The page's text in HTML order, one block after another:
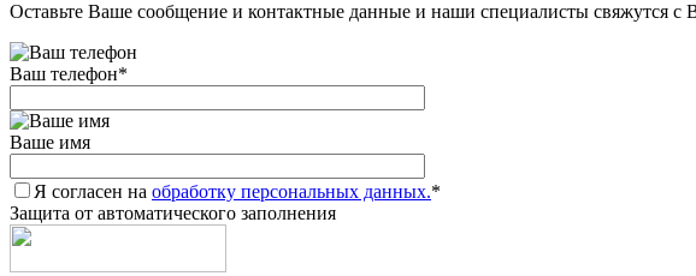
Оставьте Ваше сообщение и контактные данные и наши специалисты свяжутся
Ваш телефон*
Ваше имя
Я согласен на обработку персональных данных.*
Защита от автоматического заполнения